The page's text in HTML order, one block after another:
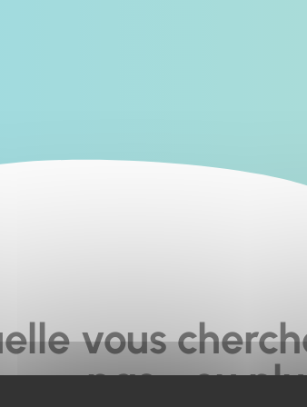
vous
pas... ou